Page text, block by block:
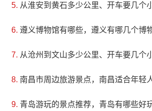
从淮安到黄石多少公里、开车要几个
遵义博物馆有哪些，遵义有哪几个博
从沧州到文山多少公里、开车要几个
南昌市周边旅游景点，南昌适合年轻
青岛游玩的景点推荐，青岛有哪些好